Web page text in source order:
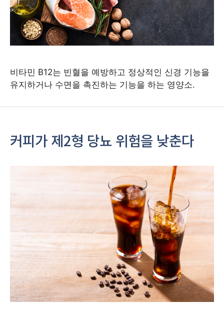
비타민 B12는 빈혈을 예방하고 정상적인 신경 기능을
유지하거나 수면을 촉진하는 기능을 하는 영양소.
커피가 제2형 당뇨 위험을 낮춘다